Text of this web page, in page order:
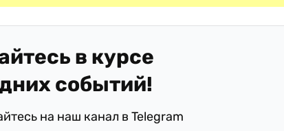
в курсе
событий!
на наш канал в Telegram